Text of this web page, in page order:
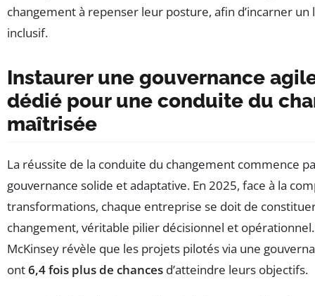
changement à repenser leur posture, afin d’incarner
inclusif.
Instaurer une gouvernance
dédié pour une conduite du
maîtrisée
La réussite de la conduite du changement commence
gouvernance solide et adaptative. En 2025, face à la
transformations, chaque entreprise se doit de
changement, véritable pilier décisionnel et
McKinsey révèle que les projets pilotés via une
ont6,4 fois plus de chances d’atteindre leurs objectifs.